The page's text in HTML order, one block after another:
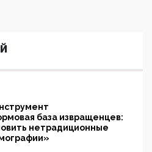
база извращенцев:
нетрадиционные